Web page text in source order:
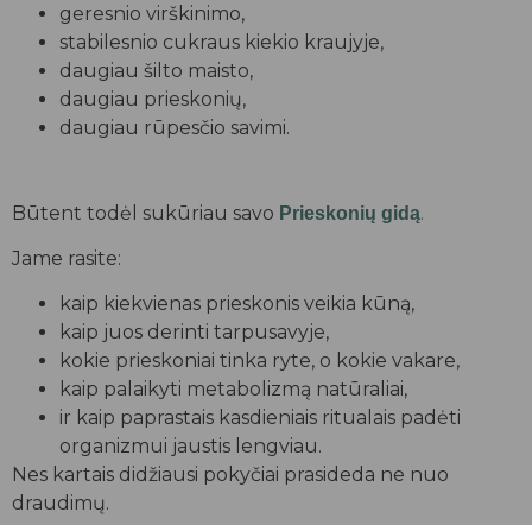
geresnio virškinimo,
stabilesnio cukraus kiekio kraujyje,
daugiau šilto maisto,
daugiau prieskonių,
daugiau rūpesčio savimi.
Būtent todėl sukūriau savo Prieskonių gidą.
Jame rasite:
kaip kiekvienas prieskonis veikia kūną,
kaip juos derinti tarpusavyje,
kokie prieskoniai tinka ryte, o kokie vakare,
kaip palaikyti metabolizmą natūraliai,
ir kaip paprastais kasdieniais ritualais padėti
organizmui jaustis lengviau.
Nes kartais didžiausi pokyčiai prasideda ne nuo
draudimų.